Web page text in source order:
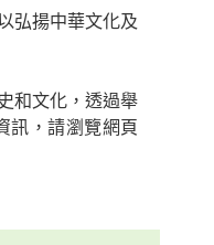
弘揚中華文化及
和文化，透過舉
訊，請瀏覽網頁